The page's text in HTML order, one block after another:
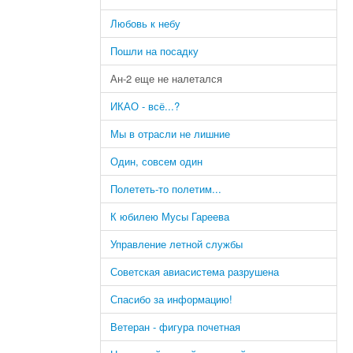
Любовь к небу
Пошли на посадку
Ан-2 еще не налетался
ИКАО - всё...?
Мы в отрасли не лишние
Один, совсем один
Полететь-то полетим...
К юбилею Мусы Гареева
Управление летной службы
Советская авиасистема разрушена
Спасибо за информацию!
Ветеран - фигура почетная